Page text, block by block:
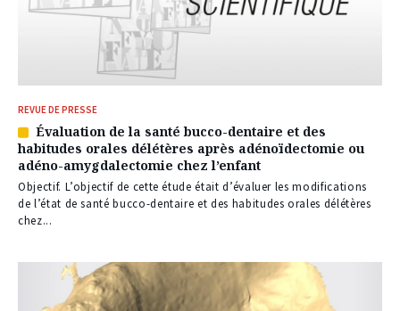
REVUE DE PRESSE
Article
réservé
à
nos
abonnés
Évaluation de la santé bucco-dentaire et des
habitudes orales délétères après adénoïdectomie ou
adéno-amygdalectomie chez l’enfant
Objectif. L’objectif de cette étude était d’évaluer les modifications
de l’état de santé bucco-dentaire et des habitudes orales délétères
chez...